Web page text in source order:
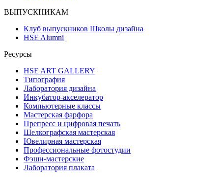
ВЫПУСКНИКАМ
Клуб выпускников Школы дизайна
HSE Alumni
Ресурсы
HSE ART GALLERY
Типография
Лаборатория дизайна
Инкубатор-акселератор
Компьютерные классы
Мастерская фарфора
Препресс и цифровая печать
Шелкографская мастерская
Ювелирная мастерская
Профессиональные фотостудии
Фэшн-мастерские
Лаборатория плаката